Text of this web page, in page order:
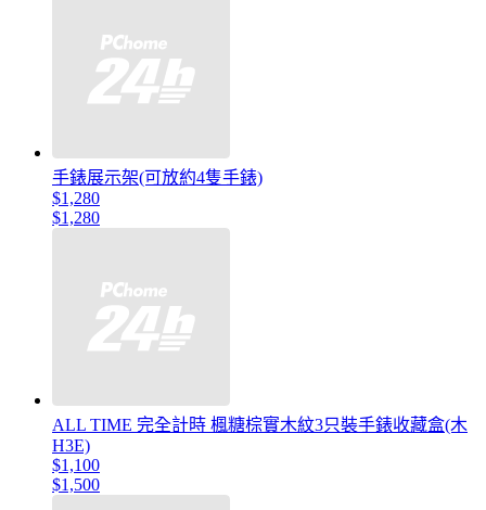
手錶展示架(可放約4隻手錶)
$1,280
$1,280
ALL TIME 完全計時 楓糖棕實木紋3只裝手錶收藏盒(木
H3E)
$1,100
$1,500